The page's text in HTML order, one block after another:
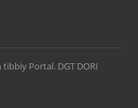
Portal. DGT DORI